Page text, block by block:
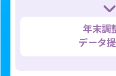
年末調
データ